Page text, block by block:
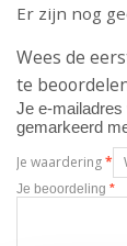
Er zijn nog
Wees de
te
Je e-mailadres
gemarkeerd
Je waardering*
Je beoordeling *